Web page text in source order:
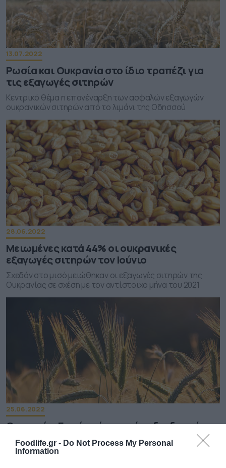
Foodlife.gr - Do Not Process My Personal
Information
13.07.2022
Ρωσία και Ουκρανία στο ίδιο τραπέζι για
τις εξαγωγές σιτηρών
Κεντρικό θέμα η επανέναρξη των ασφαλών εξαγωγών
ουκρανικών σιτηρών από το λιμάνι της Οδησσού
28.06.2022
Μειωμένες κατά 44% οι ουκρανικές
εξαγωγές σιτηρών τον Ιούνιο
Σχεδόν στο μισό μειώθηκαν οι εξαγωγές σιτηρών της
Ουκρανίας σε σχέση με τον αντίστοιχο μήνα του 2021
25.06.2022
Ουκρανία: Γιατί η εύρεση νέας διαδρομής
για τις εξαγωγές σιτηρών είναι δύσκολη
υπόθεση